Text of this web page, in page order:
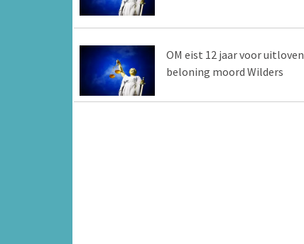
OM eist 12 jaar voor uitloven
beloning moord Wilders